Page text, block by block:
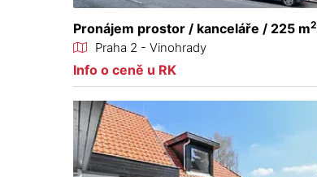
Pronájem prostor / kanceláře / 225 m2
Praha 2 - Vinohrady
Info o ceně u RK